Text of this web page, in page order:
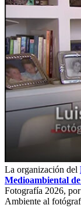
La organización del
Medioambiental
Fotografía 2026,
Ambiente al